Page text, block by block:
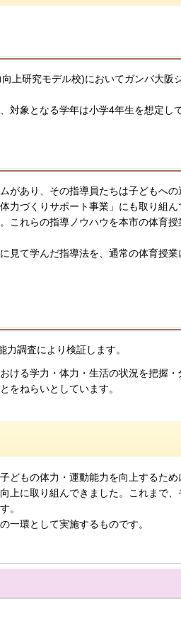
上研究モデル校)においてガンバ大阪
象となる学年は小学4年生を想定し
があり、その指導員たちは子どもへ
力づくりサポート事業」にも取り組
これらの指導ノウハウを本市の体育授
見て学んだ指導法を、通常の体育授
調査により検証します。
ける学力・体力・生活の状況を把握
をねらいとしています。
どもの体力・運動能力を向上するた
上に取り組んできました。これまで
。
一環として実施するものです。